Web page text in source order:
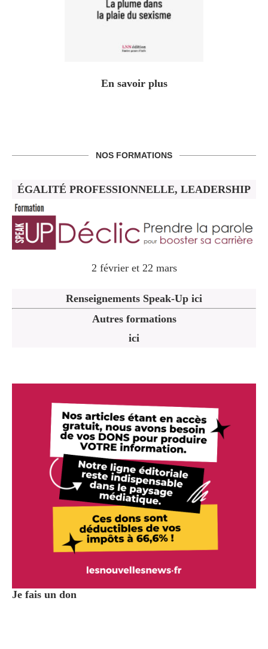
En savoir plus
NOS FORMATIONS
ÉGALITÉ PROFESSIONNELLE, LEADERSHIP
2 février et 22 mars
Renseignements Speak-Up ici
Autres formations
ici
Je fais un don